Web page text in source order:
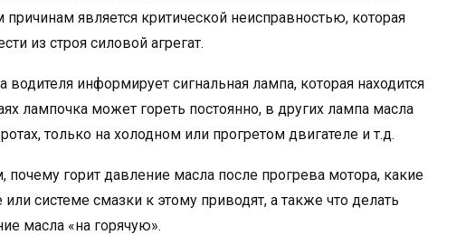
является критической неисправностью, которая
из строя силовой агрегат.
информирует сигнальная лампа, которая находится
лампочка может гореть постоянно, в других лампа масла
только на холодном или прогретом двигателе и т.д.
почему горит давление масла после прогрева мотора, какие
системе смазки к этому приводят, а также что делать
масла «на горячую».